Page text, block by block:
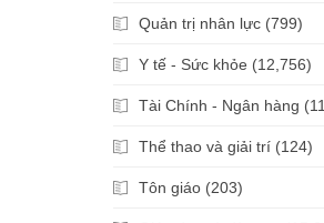
Quản trị nhân lực (799)
Y tế - Sức khỏe (12,756)
Tài Chính - Ngân hàng
Thể thao và giải trí (124)
Tôn giáo (203)